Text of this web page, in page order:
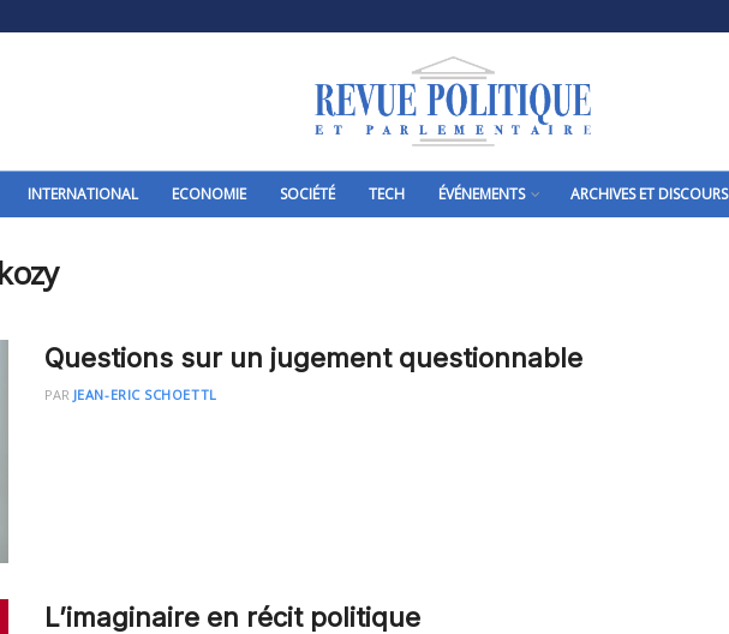
INTERNATIONAL ECONOMIE SOCIÉTÉ TECH ÉVÉNEMENTS ARCHIVES ET DISCOURS
Questions sur un jugement questionnable
PAR JEAN-ERIC SCHOETTL
L’imaginaire en récit politique